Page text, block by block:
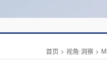
首页 > 视角·洞察 >